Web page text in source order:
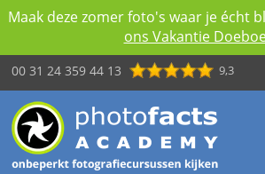
Maak deze zomer foto's waar je écht
ons Vakantie
00 31 24 359 44 13 9,3